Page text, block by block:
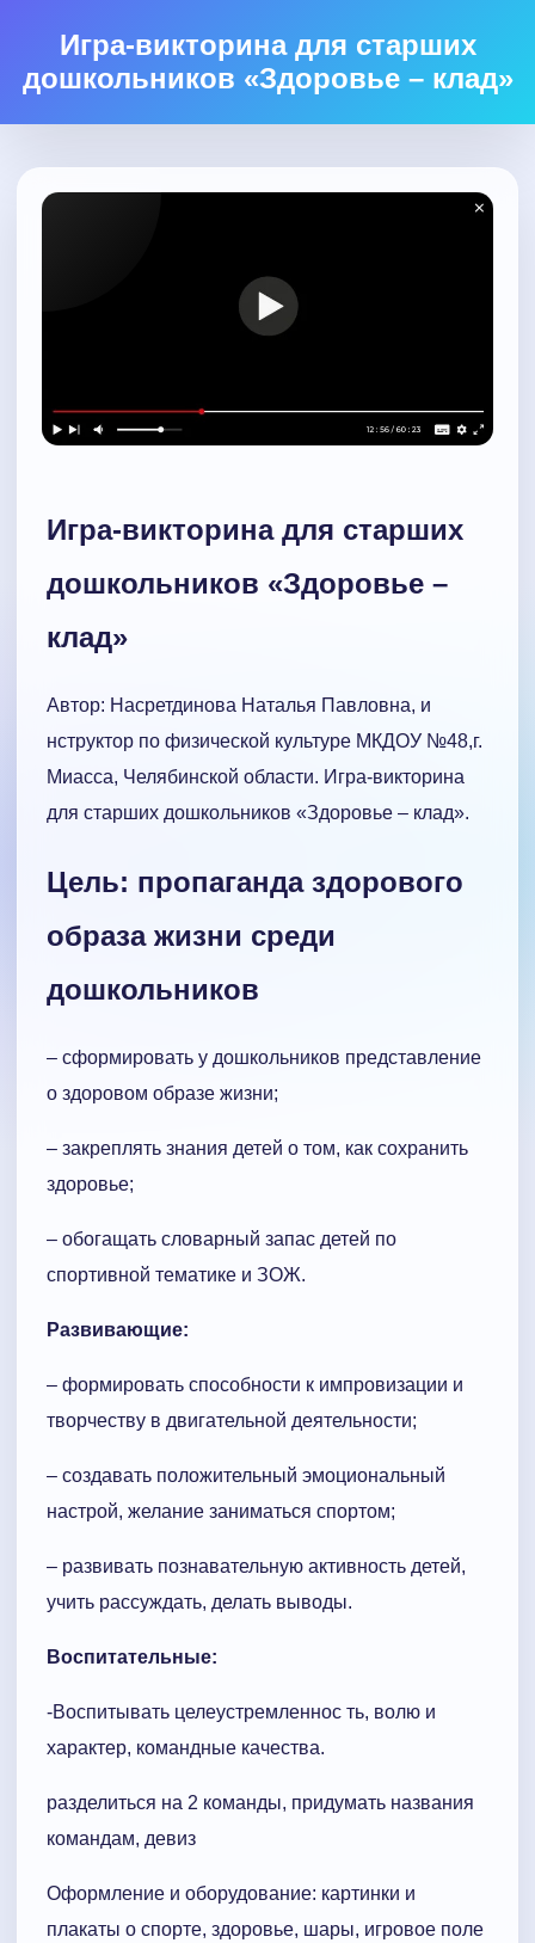
Игра-викторина для старших
дошкольников «Здоровье – клад»
Игра-викторина для старших
дошкольников «Здоровье –
клад»
Автор: Насретдинова Наталья Павловна, и
нструктор по физической культуре МКДОУ №48,г.
Миасса, Челябинской области. Игра-викторина
для старших дошкольников «Здоровье – клад».
Цель: пропаганда здорового
образа жизни среди
дошкольников
– сформировать у дошкольников представление
о здоровом образе жизни;
– закреплять знания детей о том, как сохранить
здоровье;
– обогащать словарный запас детей по
спортивной тематике и ЗОЖ.
Развивающие:
– формировать способности к импровизации и
творчеству в двигательной деятельности;
– создавать положительный эмоциональный
настрой, желание заниматься спортом;
– развивать познавательную активность детей,
учить рассуждать, делать выводы.
Воспитательные:
-Воспитывать целеустремленнос ть, волю и
характер, командные качества.
разделиться на 2 команды, придумать названия
командам, девиз
Оформление и оборудование: картинки и
плакаты о спорте, здоровье, шары, игровое поле